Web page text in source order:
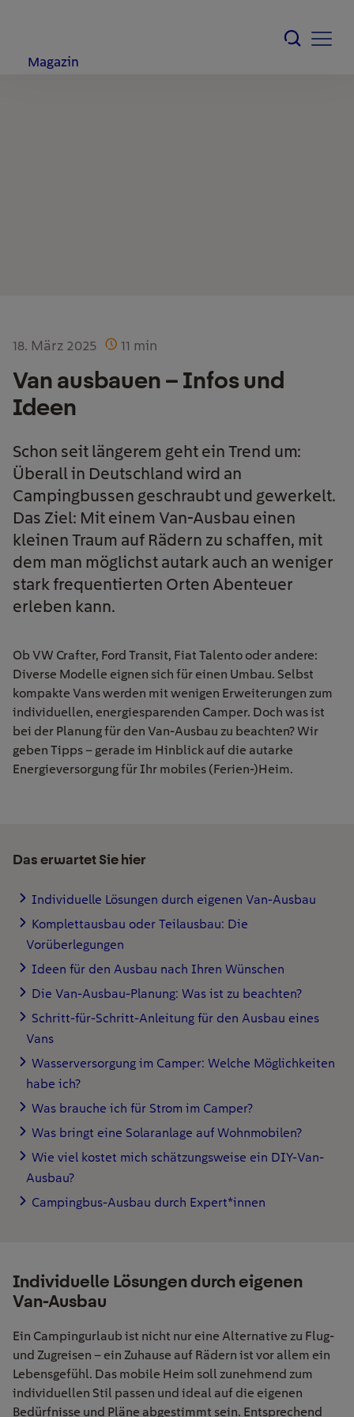
Magazin
18. März 2025 11 min
Van ausbauen – Infos und
Ideen
Schon seit längerem geht ein Trend um:
Überall in Deutschland wird an
Campingbussen geschraubt und gewerkelt.
Das Ziel: Mit einem Van-Ausbau einen
kleinen Traum auf Rädern zu schaffen, mit
dem man möglichst autark auch an weniger
stark frequentierten Orten Abenteuer
erleben kann.
Ob VW Crafter, Ford Transit, Fiat Talento oder andere:
Diverse Modelle eignen sich für einen Umbau. Selbst
kompakte Vans werden mit wenigen Erweiterungen zum
individuellen, energiesparenden Camper. Doch was ist
bei der Planung für den Van-Ausbau zu beachten? Wir
geben Tipps – gerade im Hinblick auf die autarke
Energieversorgung für Ihr mobiles (Ferien-)Heim.
Das erwartet Sie hier
Individuelle Lösungen durch eigenen Van-Ausbau
Komplettausbau oder Teilausbau: Die
Vorüberlegungen
Ideen für den Ausbau nach Ihren Wünschen
Die Van-Ausbau-Planung: Was ist zu beachten?
Schritt-für-Schritt-Anleitung für den Ausbau eines
Vans
Wasserversorgung im Camper: Welche Möglichkeiten
habe ich?
Was brauche ich für Strom im Camper?
Was bringt eine Solaranlage auf Wohnmobilen?
Wie viel kostet mich schätzungsweise ein DIY-Van-
Ausbau?
Campingbus-Ausbau durch Expert*innen
Individuelle Lösungen durch eigenen
Van-Ausbau
Ein Campingurlaub ist nicht nur eine Alternative zu Flug-
und Zugreisen – ein Zuhause auf Rädern ist vor allem ein
Lebensgefühl. Das mobile Heim soll zunehmend zum
individuellen Stil passen und ideal auf die eigenen
Bedürfnisse und Pläne abgestimmt sein. Entsprechend